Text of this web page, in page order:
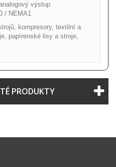
výstup
/ NEMA1
kompresory, textilní a
papírenské lisy a stroje,
PRODUKTY